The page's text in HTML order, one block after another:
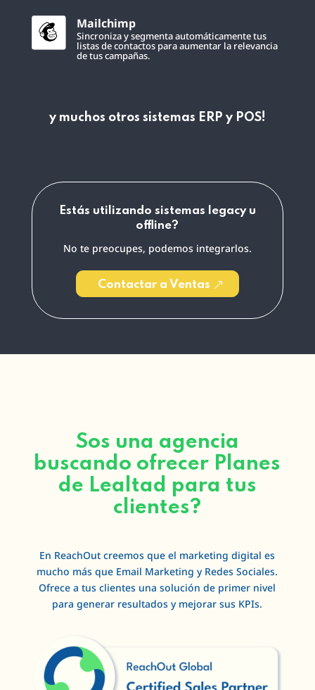
Mailchimp
Sincroniza y segmenta automáticamente tus
listas de contactos para aumentar la relevancia
de tus campañas.
y muchos otros sistemas ERP y POS!
Estás utilizando sistemas legacy u
offline?
No te preocupes, podemos integrarlos.
Contactar a Ventas
Sos una agencia
buscando ofrecer Planes
de Lealtad para tus
clientes?
En ReachOut creemos que el marketing digital es
mucho más que Email Marketing y Redes Sociales.
Ofrece a tus clientes una solución de primer nivel
para generar resultados y mejorar sus KPIs.